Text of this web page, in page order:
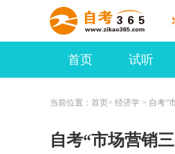
首页 试听
当前位置： 首页> 经济学 > 自考“
自考“市场营销